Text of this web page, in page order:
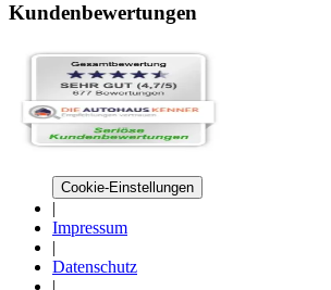
Kundenbewertungen
Cookie-Einstellungen
|
Impressum
|
Datenschutz